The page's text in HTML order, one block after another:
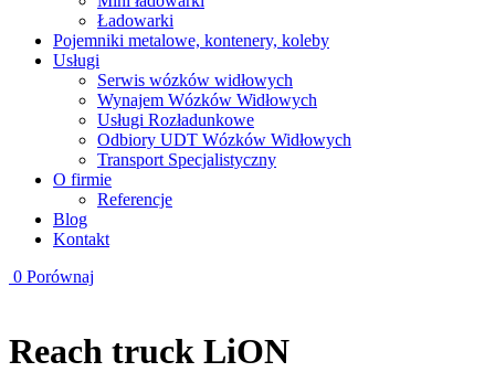
Ładowarki
Pojemniki metalowe, kontenery, koleby
Usługi
Serwis wózków widłowych
Wynajem Wózków Widłowych
Usługi Rozładunkowe
Odbiory UDT Wózków Widłowych
Transport Specjalistyczny
O firmie
Referencje
Blog
Kontakt
0 Porównaj
Reach truck LiON